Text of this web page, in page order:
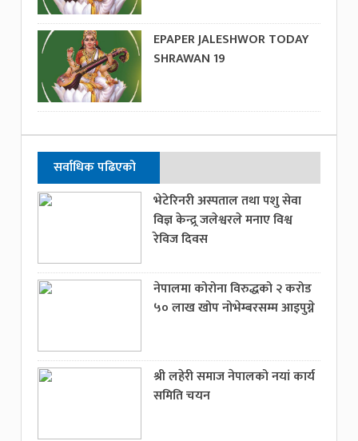
EPAPER JALESHWOR TODAY
SHRAWAN 19
सर्वाधिक पढिएको
भेटेरिनरी अस्पताल तथा पशु सेवा
विज्ञ केन्द्र्र जलेश्वरले मनाए विश्व
रेविज दिवस
नेपालमा कोरोना विरुद्धको २ करोड
५० लाख खोप नोभेम्बरसम्म आइपुग्ने
श्री लहेरी समाज नेपालको नयां कार्य
समिति चयन